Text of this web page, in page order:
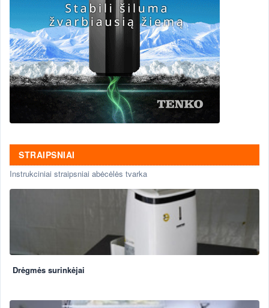
STRAIPSNIAI
Instrukciniai straipsniai abėcėlės tvarka
Drėgmės surinkėjai